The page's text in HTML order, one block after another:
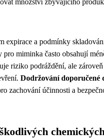
množství zbývajícího
expirace a podmínky
miminka často obsahují
riziko podráždění, ale zároveň
Dodržování doporučené
zachování účinnosti a